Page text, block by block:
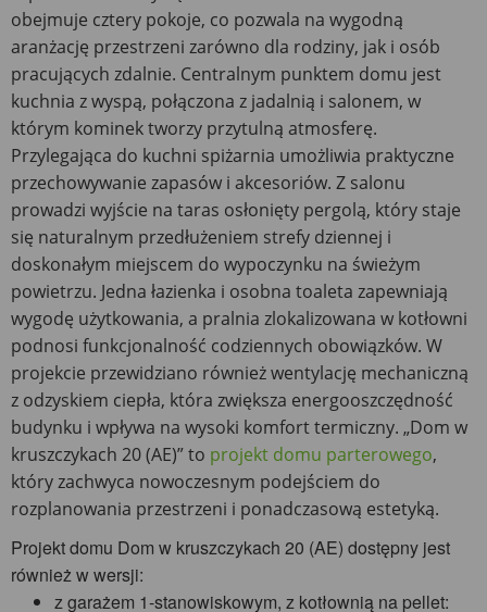
obejmuje cztery pokoje, co pozwala na wygodną
aranżację przestrzeni zarówno dla rodziny, jak i osób
pracujących zdalnie. Centralnym punktem domu jest
kuchnia z wyspą, połączona z jadalnią i salonem, w
którym kominek tworzy przytulną atmosferę.
Przylegająca do kuchni spiżarnia umożliwia praktyczne
przechowywanie zapasów i akcesoriów. Z salonu
prowadzi wyjście na taras osłonięty pergolą, który staje
się naturalnym przedłużeniem strefy dziennej i
doskonałym miejscem do wypoczynku na świeżym
powietrzu. Jedna łazienka i osobna toaleta zapewniają
wygodę użytkowania, a pralnia zlokalizowana w kotłowni
podnosi funkcjonalność codziennych obowiązków. W
projekcie przewidziano również wentylację mechaniczną
z odzyskiem ciepła, która zwiększa energooszczędność
budynku i wpływa na wysoki komfort termiczny. „Dom w
kruszczykach 20 (AE)” to projekt domu parterowego,
który zachwyca nowoczesnym podejściem do
rozplanowania przestrzeni i ponadczasową estetyką.
Projekt domu Dom w kruszczykach 20 (AE) dostępny jest
również w wersji:
z garażem 1-stanowiskowym, z kotłownią na pellet: